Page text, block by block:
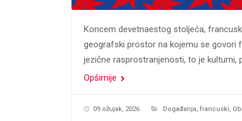
Koncem devetnaestog stoljeća,
geografski prostor na kojemu se govori
jezične rasprostranjenosti, to je kulturni,
Opširnije
09 ožujak, 2026 Događanja, francuski,